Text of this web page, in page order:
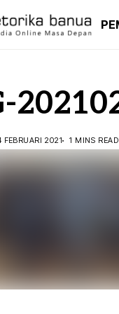
FEBRUARI 2021 1 MINS READ